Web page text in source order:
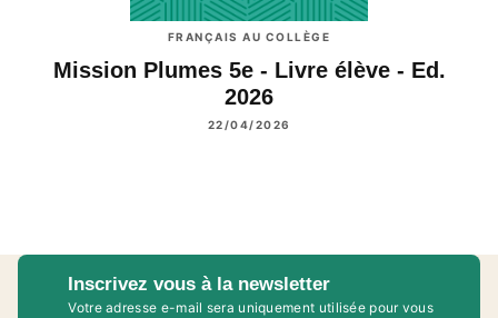
FRANÇAIS AU COLLÈGE
Mission Plumes 5e - Livre élève - Ed.
2026
22/04/2026
Inscrivez vous à la newsletter
Votre adresse e-mail sera uniquement utilisée pour vous